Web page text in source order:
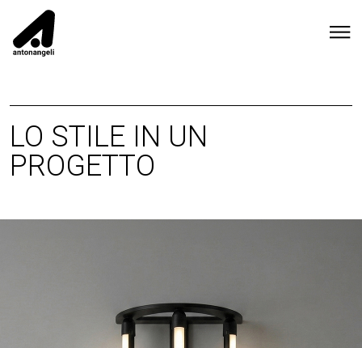
LO STILE IN UN
PROGETTO